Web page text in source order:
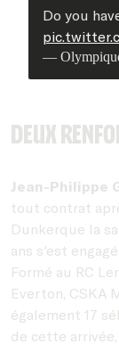
Do you
—
Deux
Jean-Philippe
tout contrat
Dunkerque la
ans s'est
Formé au RC
Everton, CSKA
également 17
de cette